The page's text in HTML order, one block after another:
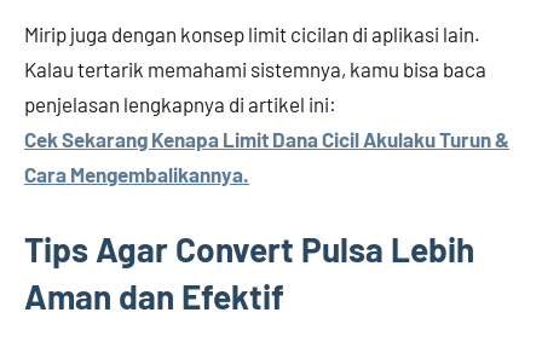
Mirip juga dengan konsep limit cicilan di aplikasi lain.
Kalau tertarik memahami sistemnya, kamu bisa baca
penjelasan lengkapnya di artikel ini:
Cek Sekarang Kenapa Limit Dana Cicil Akulaku Turun &
Cara Mengembalikannya.
Tips Agar Convert Pulsa Lebih
Aman dan Efektif